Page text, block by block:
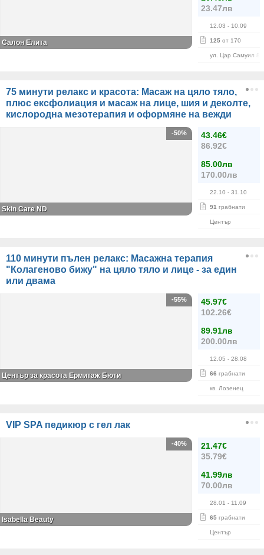
23.47лв
12.03 - 10.09
125 от 170
ул. Цар Самуил 84
Салон Елита
75 минути релакс и красота: Масаж на цяло тяло,
плюс ексфолиация и масаж на лице, шия и деколте,
кислородна мезотерапия и оформяне на вежди
43.46€
86.92€
85.00лв
170.00лв
22.10 - 31.10
91 грабнати
Център
-50%
Skin Care ND
110 минути пълен релакс: Масажна терапия
"Колагеново бижу" на цяло тяло и лице - за един
или двама
45.97€
102.26€
89.91лв
200.00лв
12.05 - 28.08
66 грабнати
кв. Лозенец
-55%
Център за красота Ермитаж Бюти
VIP SPA педикюр с гел лак
21.47€
35.79€
41.99лв
70.00лв
28.01 - 11.09
65 грабнати
Център
-40%
Isabella Beauty